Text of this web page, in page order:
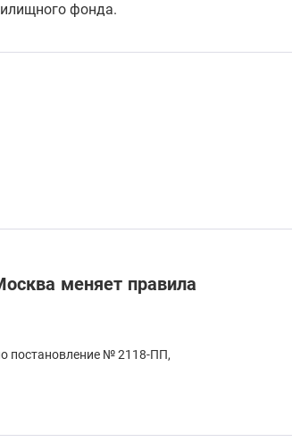
фонда.
меняет правила
постановление № 2118-ПП,